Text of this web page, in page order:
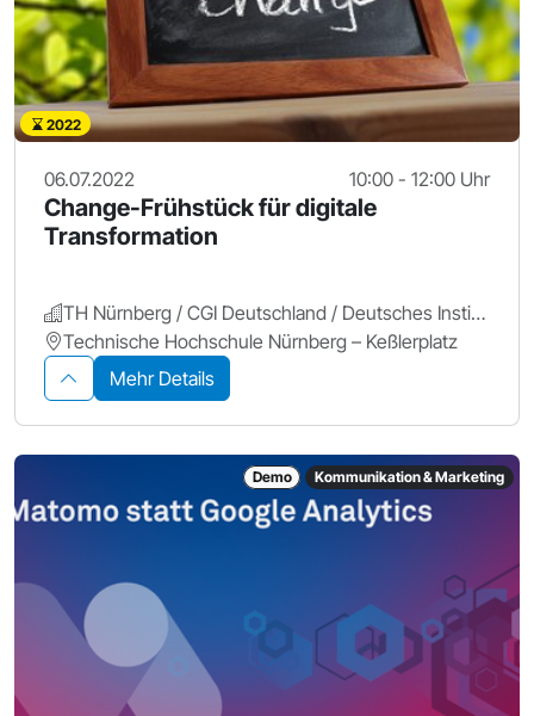
2022
06.07.2022 10:00 - 12:00 Uhr
Change-Frühstück für digitale
Transformation
TH Nürnberg / CGI Deutschland / Deutsches Institut für Change-Prozesse und digitale Geschäftsmodelle
Technische Hochschule Nürnberg – Keßlerplatz
Mehr Details
Demo Kommunikation & Marketing